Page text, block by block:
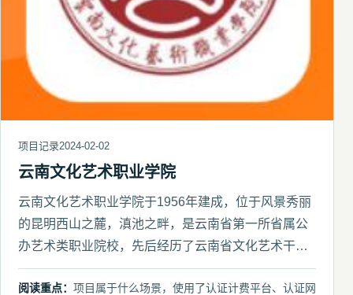
项目记录2024-02-02
云南文化艺术职业学院
云南文化艺术职业学院于1956年建成，位于风景秀丽
的昆明西山之麓，滇池之畔，是云南省第一所省属公
办艺术类职业院校，先后经历了云南省文化艺术干部
学校、云南省戏曲学
阅读重点： 项目属于什么场景，使用了认证计费平台、认证网